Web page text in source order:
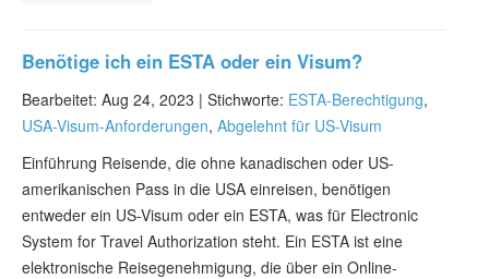
Benötige ich ein ESTA oder ein Visum?
Bearbeitet: Aug 24, 2023 | Stichworte: ESTA-Berechtigung,
USA-Visum-Anforderungen, Abgelehnt für US-Visum
Einführung Reisende, die ohne kanadischen oder US-
amerikanischen Pass in die USA einreisen, benötigen
entweder ein US-Visum oder ein ESTA, was für Electronic
System for Travel Authorization steht. Ein ESTA ist eine
elektronische Reisegenehmigung, die über ein Online-